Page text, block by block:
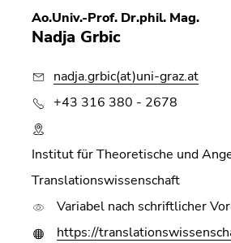
Ao.Univ.-Prof. Dr.phil. Mag.
Nadja Grbic
nadja.grbic(at)uni-graz.at
+43 316 380 - 2678
Institut für Theoretische und
Translationswissenschaft
Variabel nach schriftlicher
https://